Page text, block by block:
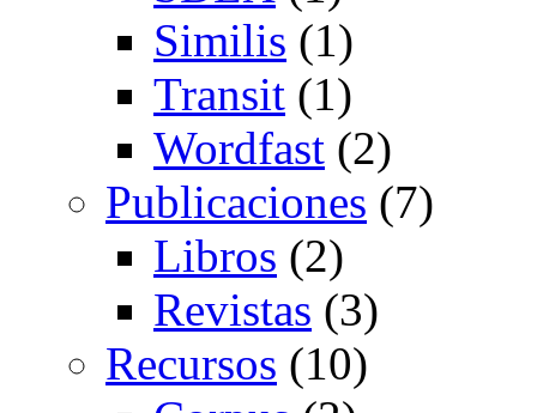
Similis (1)
Transit (1)
Wordfast (2)
Publicaciones (7)
Libros (2)
Revistas (3)
Recursos (10)